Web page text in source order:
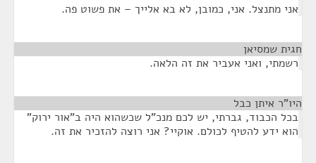
אני מתנצל. אני, כמובן, לא בא אלייך – את פשוט פה.
חגית שמסיאן
רשמתי, ואני אעביר את זה הלאה.
היו"ר איתן כבל
בכל הכבוד, גברתי, יש לכם מנכ"ל שכשהוא היה ב"אור ירוק"
הוא ידע להטיף לכולם. אוקיי? אני רוצה להזכיר את זה.